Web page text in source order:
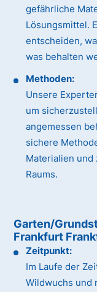
gefährliche
Lösungsmittel.
entscheiden,
was behalten
Methoden:
Unsere
um
angemessen
sichere
Materialien und
Raums.
Garten/
Frankfurt
Zeitpunkt:
Im Laufe der
Wildwuchs und